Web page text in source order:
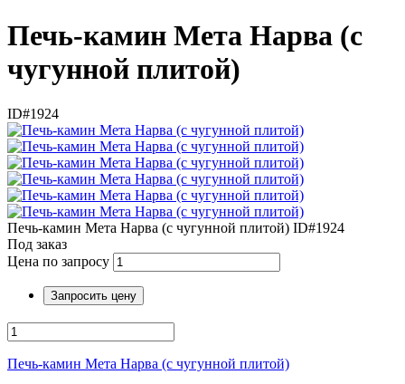
Печь-камин Мета Нарва (с
чугунной плитой)
ID#1924
Печь-камин Мета Нарва (с чугунной плитой) ID#1924
Под заказ
Цена по запросу
Запросить цену
Печь-камин Мета Нарва (с чугунной плитой)